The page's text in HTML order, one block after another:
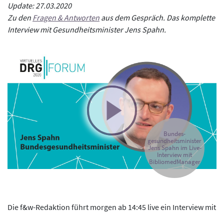
Update: 27.03.2020
Zu den Fragen & Antworten aus dem Gespräch. Das komplette
Interview mit Gesundheitsminister Jens Spahn.
Bundes-
gesundheitsminister
Jens Spahn im Live-
Interview mit
BibliomedManager
Die f&w-Redaktion führt morgen ab 14:45 live ein Interview mit